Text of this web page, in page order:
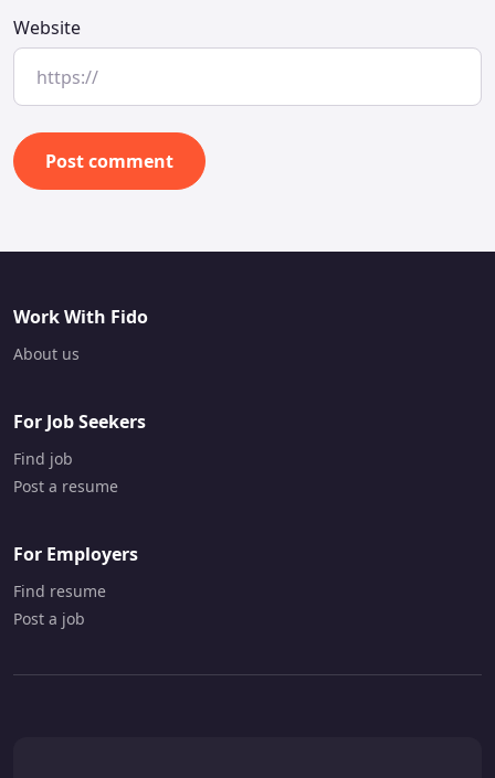
Website
Work With Fido
About us
For Job Seekers
Find job
Post a resume
For Employers
Find resume
Post a job